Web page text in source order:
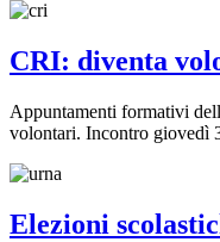
CRI: diventa
Appuntamenti formativi
volontari. Incontro giovedì
Elezioni